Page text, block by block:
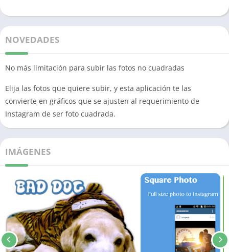
NOVEDADES
No más limitación para subir las fotos no cuadradas
Elija las fotos que quiere subir, y esta aplicación te las
convierte en gráficos que se ajusten al requerimiento de
Instagram de ser foto cuadrada.
IMÁGENES